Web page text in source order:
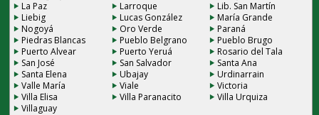
La Paz
Larroque
Lib. San Martín
Liebig
Lucas González
María Grande
Nogoyá
Oro Verde
Paraná
Piedras Blancas
Pueblo Belgrano
Pueblo Brugo
Puerto Alvear
Puerto Yeruá
Rosario del Tala
San José
San Salvador
Santa Ana
Santa Elena
Ubajay
Urdinarrain
Valle María
Viale
Victoria
Villa Elisa
Villa Paranacito
Villa Urquiza
Villaguay